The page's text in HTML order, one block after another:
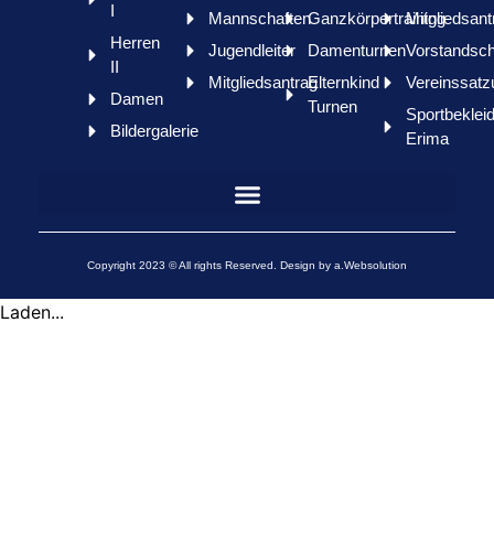
I
Herren
II
Damen
Bildergalerie
Mannschaften
Jugendleiter
Mitgliedsantrag
Ganzkörpertraining
Damenturnen
Elternkind
Turnen
Erima
Copyright 2023 © All rights Reserved. Design by a.Websolution
Laden...